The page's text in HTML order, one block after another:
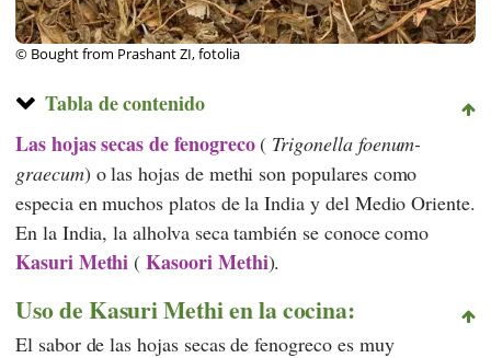
© Bought from Prashant ZI, fotolia
Tabla de contenido
Las hojas secas de fenogreco( Trigonella foenum-
graecum) o las hojas de methi son populares como
especia en muchos platos de la India y del Medio Oriente.
En la India, la alholva seca también se conoce como
Kasuri Methi (Kasoori Methi).
Uso de Kasuri Methi en la cocina:
El sabor de las hojas secas de fenogreco es muy